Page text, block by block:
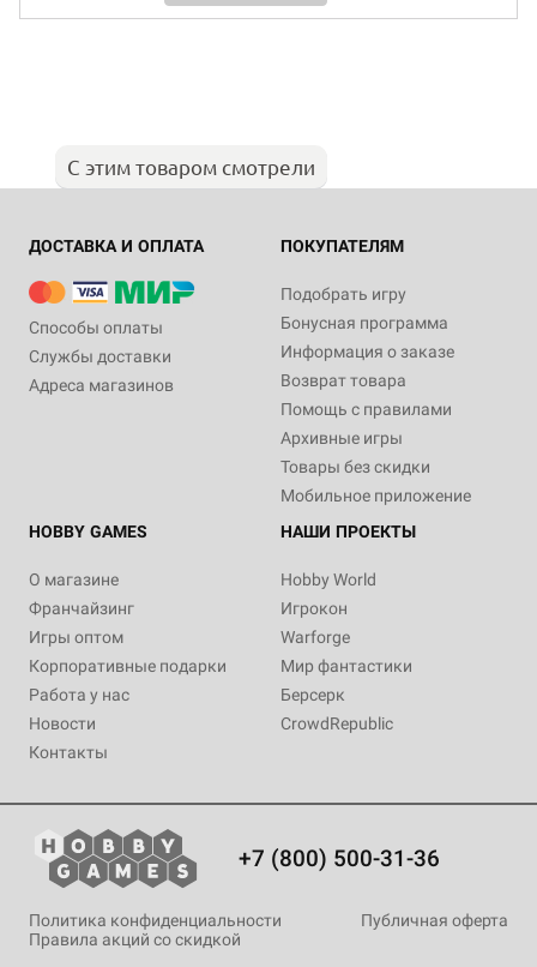
С этим товаром смотрели
ДОСТАВКА И ОПЛАТА
Способы оплаты
Службы доставки
Адреса магазинов
ПОКУПАТЕЛЯМ
Подобрать игру
Бонусная программа
Информация о заказе
Возврат товара
Помощь с правилами
Архивные игры
Товары без скидки
Мобильное приложение
HOBBY GAMES
О магазине
Франчайзинг
Игры оптом
Корпоративные подарки
Работа у нас
Новости
Контакты
НАШИ ПРОЕКТЫ
Hobby World
Игрокон
Warforge
Мир фантастики
Берсерк
CrowdRepublic
+7 (800) 500-31-36
Политика конфиденциальности
Публичная оферта
Правила акций со скидкой